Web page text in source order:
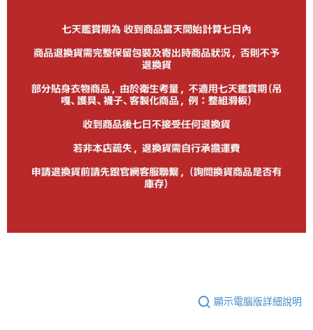
顯示電腦版詳細說明